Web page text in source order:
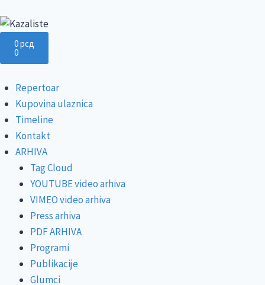
0рсд
0
Repertoar
Kupovina ulaznica
Timeline
Kontakt
ARHIVA
Tag Cloud
YOUTUBE video arhiva
VIMEO video arhiva
Press arhiva
PDF ARHIVA
Programi
Publikacije
Glumci